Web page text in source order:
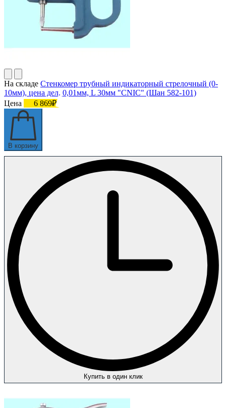
На складе Стенкомер трубный индикаторный стрелочный (0-
10мм), цена дел. 0,01мм, L 30мм "CNIC" (Шан 582-101)
Цена
6 869₽
В корзину
Купить в один клик